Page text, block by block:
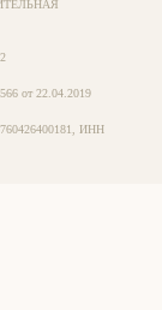
от 22.04.2019
ИНН